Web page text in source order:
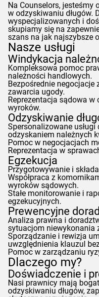
Na Counselors, jesteśmy
w odzyskiwaniu długów.
wyspecjalizowanych i
skupiamy się na
szans na jak najszybsze
Nasze usługi
Windykacja
Kompleksowa pomoc
należności handlowych.
Bezpośrednie negocjacje
zawarcia ugody.
Reprezentacja sądowa
wyroków.
Odzyskiwanie
Spersonalizowane
odzyskaniem należnych
Pomoc w negocjacjach
Reprezentacja w
Egzekucja
Przygotowywanie i
Współpraca z
wyroków sądowych.
Stałe monitorowanie i
egzekucyjnych.
Prewencyjne
Analiza prawna i
sytuacjom niewykonania
Sporządzanie i rewizja
uwzględnienia klauzul
Pomoc w zarządzaniu
Dlaczego my?
Doświadczenie i
Nasi prawnicy mają
odzyskiwaniu długów,